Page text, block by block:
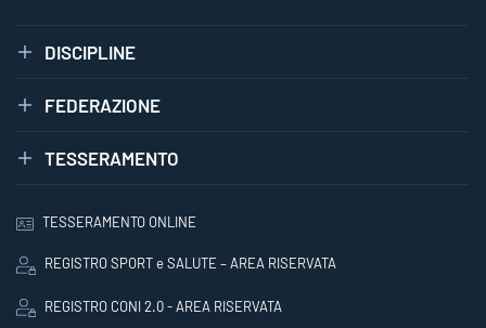
DISCIPLINE
FEDERAZIONE
TESSERAMENTO
TESSERAMENTO ONLINE
REGISTRO SPORT e SALUTE – AREA RISERVATA
REGISTRO CONI 2.0 - AREA RISERVATA